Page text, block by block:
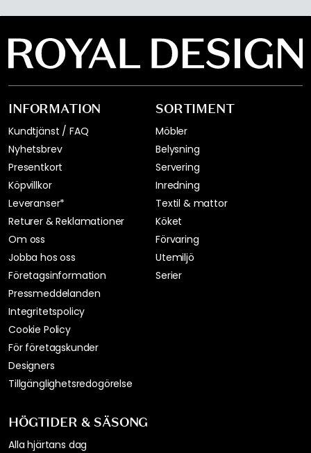
INFORMATION
Kundtjänst / FAQ
Nyhetsbrev
Presentkort
Köpvillkor
Leveranser*
Returer & Reklamationer
Om oss
Jobba hos oss
Företagsinformation
Pressmeddelanden
Integritetspolicy
Cookie Policy
För företagskunder
Designers
Tillgänglighetsredogörelse
SORTIMENT
Möbler
Belysning
Servering
Inredning
Textil & mattor
Köket
Förvaring
Utemiljö
Serier
HÖGTIDER & SÄSONG
Alla hjärtans dag